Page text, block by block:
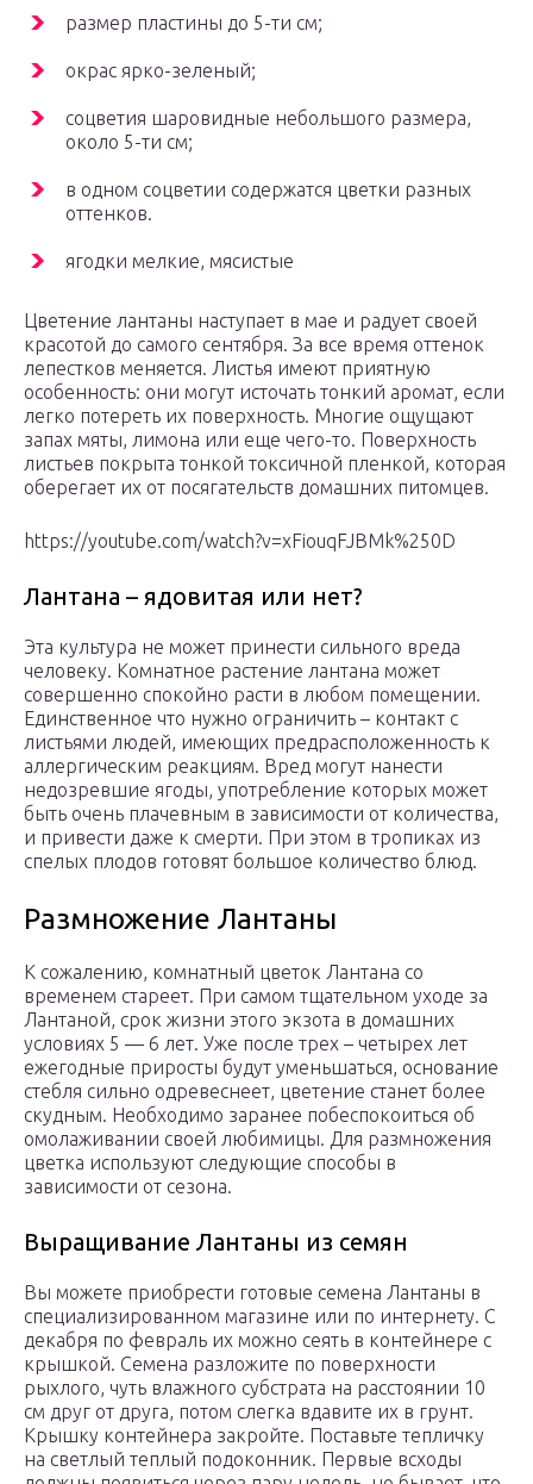
размер пластины до 5-ти см;
окрас ярко-зеленый;
соцветия шаровидные небольшого размера,
около 5-ти см;
в одном соцветии содержатся цветки разных
оттенков.
ягодки мелкие, мясистые
Цветение лантаны наступает в мае и радует своей
красотой до самого сентября. За все время оттенок
лепестков меняется. Листья имеют приятную
особенность: они могут источать тонкий аромат, если
легко потереть их поверхность. Многие ощущают
запах мяты, лимона или еще чего-то. Поверхность
листьев покрыта тонкой токсичной пленкой, которая
оберегает их от посягательств домашних питомцев.
https://youtube.com/watch?v=xFiouqFJBMk%250D
Лантана – ядовитая или нет?
Эта культура не может принести сильного вреда
человеку. Комнатное растение лантана может
совершенно спокойно расти в любом помещении.
Единственное что нужно ограничить – контакт с
листьями людей, имеющих предрасположенность к
аллергическим реакциям. Вред могут нанести
недозревшие ягоды, употребление которых может
быть очень плачевным в зависимости от количества,
и привести даже к смерти. При этом в тропиках из
спелых плодов готовят большое количество блюд.
Размножение Лантаны
К сожалению, комнатный цветок Лантана со
временем стареет. При самом тщательном уходе за
Лантаной, срок жизни этого экзота в домашних
условиях 5 — 6 лет. Уже после трех – четырех лет
ежегодные приросты будут уменьшаться, основание
стебля сильно одревеснеет, цветение станет более
скудным. Необходимо заранее побеспокоиться об
омолаживании своей любимицы. Для размножения
цветка используют следующие способы в
зависимости от сезона.
Выращивание Лантаны из семян
Вы можете приобрести готовые семена Лантаны в
специализированном магазине или по интернету. С
декабря по февраль их можно сеять в контейнере с
крышкой. Семена разложите по поверхности
рыхлого, чуть влажного субстрата на расстоянии 10
см друг от друга, потом слегка вдавите их в грунт.
Крышку контейнера закройте. Поставьте тепличку
на светлый теплый подоконник. Первые всходы